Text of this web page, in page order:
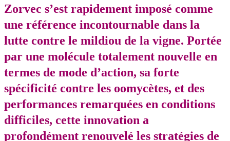
Zorvec s’est rapidement imposé comme
une référence incontournable dans la
lutte contre le mildiou de la vigne. Portée
par une molécule totalement nouvelle en
termes de mode d’action, sa forte
spécificité contre les oomycètes, et des
performances remarquées en conditions
difficiles, cette innovation a
profondément renouvelé les stratégies de